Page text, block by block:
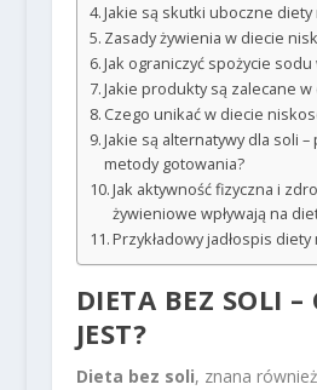
Jakie są skutki uboczne
Zasady żywienia w diecie
Jak ograniczyć spożycie
Jakie produkty są zalecane
Czego unikać w diecie
Jakie są alternatywy dla soli –
metody gotowania?
Jak aktywność fizyczna i
żywieniowe wpływają na
Przykładowy jadłospis
DIETA BEZ SOLI –
JEST?
Dieta bez soli, znana